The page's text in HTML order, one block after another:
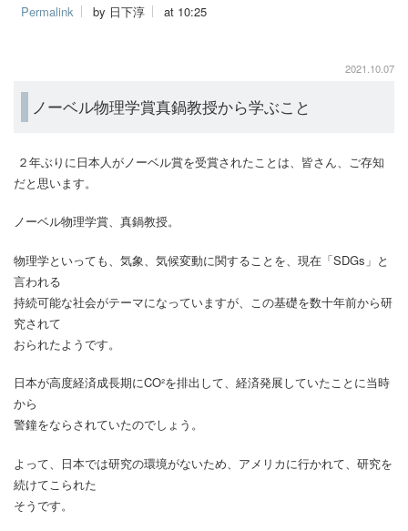
Permalink by 日下淳 at 10:25
2021.10.07
ノーベル物理学賞真鍋教授から学ぶこと
２年ぶりに日本人がノーベル賞を受賞されたことは、皆さん、ご存知
だと思います。
ノーベル物理学賞、真鍋教授。
物理学といっても、気象、気候変動に関することを、現在「SDGs」と
言われる
持続可能な社会がテーマになっていますが、この基礎を数十年前から研
究されて
おられたようです。
日本が高度経済成長期にCO²を排出して、経済発展していたことに当時
から
警鐘をならされていたのでしょう。
よって、日本では研究の環境がないため、アメリカに行かれて、研究を
続けてこられた
そうです。